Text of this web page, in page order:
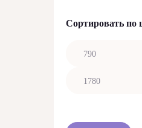
Сортировать по